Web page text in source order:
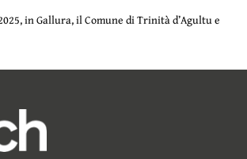
in Gallura, il Comune di Trinità d’Agultu e